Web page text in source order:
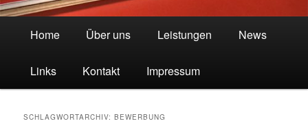
Home Über uns Leistungen News
Links Kontakt Impressum
SCHLAGWORTARCHIV:BEWERBUNG